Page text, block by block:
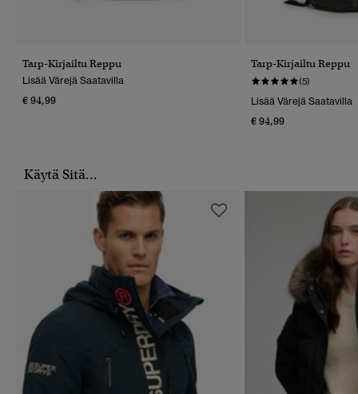
Tarp-Kirjailtu Reppu
Lisää Värejä Saatavilla
€ 94,99
Tarp-Kirjailtu Reppu
(5)
Lisää Värejä Saatavilla
€ 94,99
Käytä Sitä...